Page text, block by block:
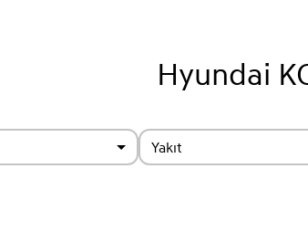
Hyundai
Yakıt